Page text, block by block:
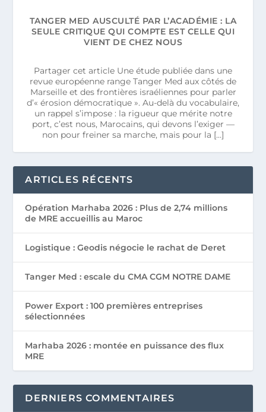
TANGER MED AUSCULTÉ PAR L’ACADÉMIE : LA
SEULE CRITIQUE QUI COMPTE EST CELLE QUI
VIENT DE CHEZ NOUS
Partager cet article Une étude publiée dans une
revue européenne range Tanger Med aux côtés de
Marseille et des frontières israéliennes pour parler
d’« érosion démocratique ». Au-delà du vocabulaire,
un rappel s’impose : la rigueur que mérite notre
port, c’est nous, Marocains, qui devons l’exiger —
non pour freiner sa marche, mais pour la […]
ARTICLES RÉCENTS
Opération Marhaba 2026 : Plus de 2,74 millions
de MRE accueillis au Maroc
Logistique : Geodis négocie le rachat de Deret
Tanger Med : escale du CMA CGM NOTRE DAME
Power Export : 100 premières entreprises
sélectionnées
Marhaba 2026 : montée en puissance des flux
MRE
DERNIERS COMMENTAIRES